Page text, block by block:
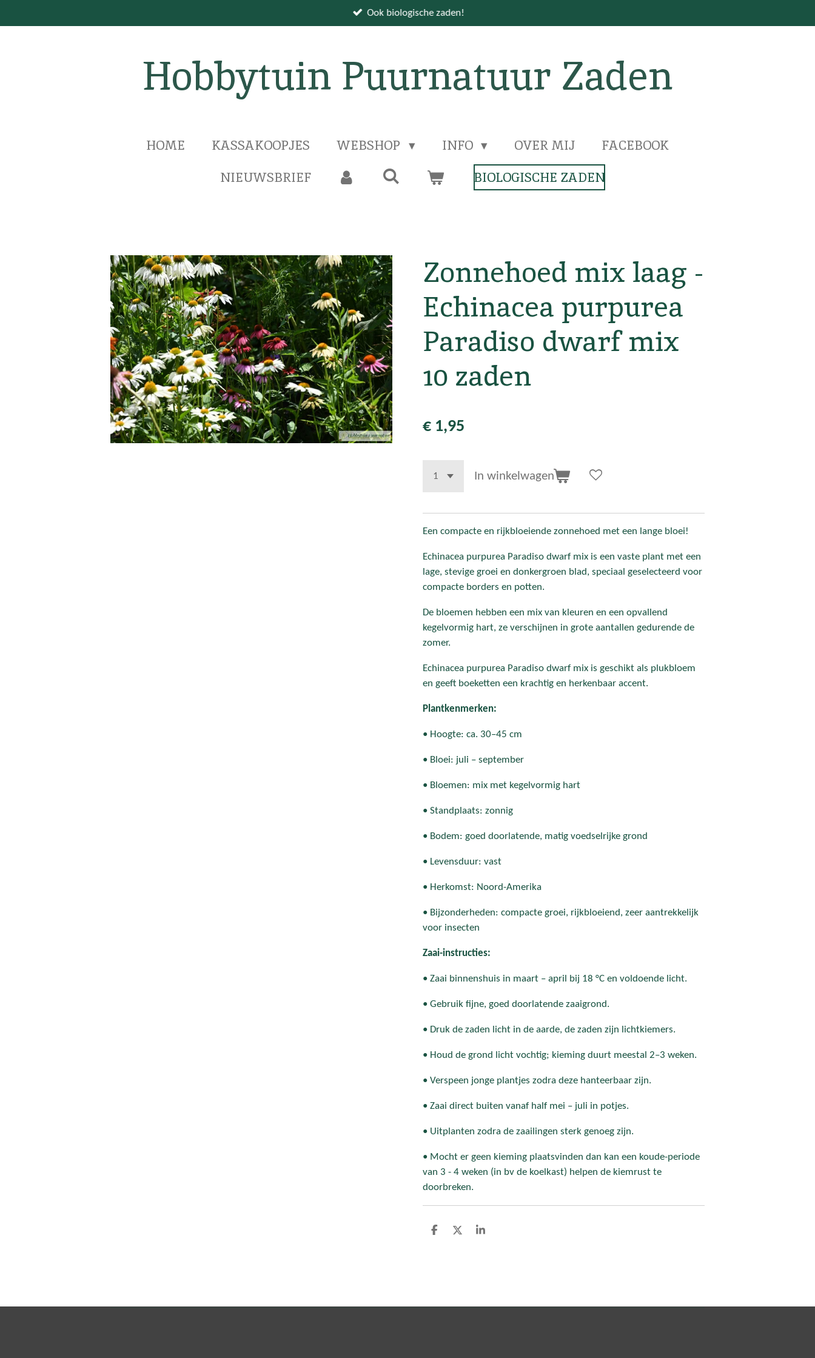
direct
Ook biologische zaden!
Hobbytuin Puurnatuur Zaden
HOME KASSAKOOPJES WEBSHOP INFO OVER MIJ
FACEBOOK
NIEUWSBRIEF
BIOLOGISCHE ZADEN
Zonnehoed mix laag -
Echinacea purpurea
Paradiso dwarf mix
10 zaden
€ 1,95
In winkelwagen
Een compacte en rijkbloeiende zonnehoed met een lange bloei!
Echinacea purpurea Paradiso dwarf mix is een vaste plant met een
lage, stevige groei en donkergroen blad, speciaal geselecteerd voor
compacte borders en potten.
De bloemen hebben een mix van kleuren en een opvallend
kegelvormig hart, ze verschijnen in grote aantallen gedurende de
zomer.
Echinacea purpurea Paradiso dwarf mix is geschikt als plukbloem
en geeft boeketten een krachtig en herkenbaar accent.
Plantkenmerken:
• Hoogte: ca. 30–45 cm
• Bloei: juli – september
• Bloemen: mix met kegelvormig hart
• Standplaats: zonnig
• Bodem: goed doorlatende, matig voedselrijke grond
• Levensduur: vast
• Herkomst: Noord-Amerika
• Bijzonderheden: compacte groei, rijkbloeiend, zeer aantrekkelijk
voor insecten
Zaai-instructies:
• Zaai binnenshuis in maart – april bij 18 °C en voldoende licht.
• Gebruik fijne, goed doorlatende zaaigrond.
• Druk de zaden licht in de aarde, de zaden zijn lichtkiemers.
• Houd de grond licht vochtig; kieming duurt meestal 2–3 weken.
• Verspeen jonge plantjes zodra deze hanteerbaar zijn.
• Zaai direct buiten vanaf half mei – juli in potjes.
• Uitplanten zodra de zaailingen sterk genoeg zijn.
• Mocht er geen kieming plaatsvinden dan kan een koude-periode
van 3 - 4 weken (in bv de koelkast) helpen de kiemrust te
doorbreken.
D
D
S